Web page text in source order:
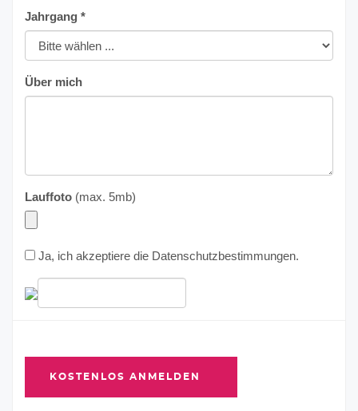
Jahrgang *
Über mich
Lauffoto (max. 5mb)
Ja, ich akzeptiere die Datenschutzbestimmungen.